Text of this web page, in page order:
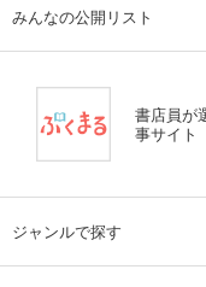
みんなの公開リスト
書店員が
事サイト
ジャンルで探す